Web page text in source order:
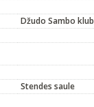
Džudo Sambo
Stendes saule